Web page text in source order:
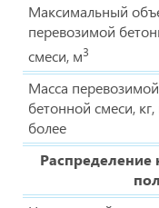
Максимальный
перевозимой
смеси, м3
Масса перевозимой
бетонной смеси, кг,
более
Распределение